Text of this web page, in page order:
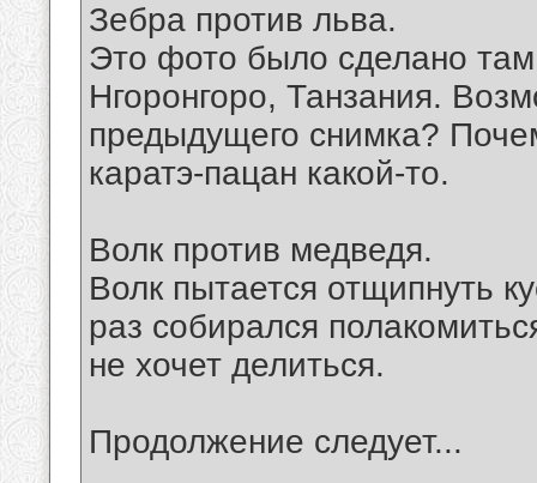
Зебра против льва.
Это фото было сделано
Нгоронгоро, Танзания.
предыдущего снимка?
каратэ-пацан какой-то.
Волк против медведя.
Волк пытается отщипнуть
раз собирался
не хочет делиться.
Продолжение следует...